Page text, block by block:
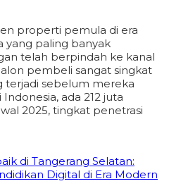
properti pemula di era
yang paling banyak
telah berpindah ke kanal
pembeli sangat singkat
terjadi sebelum mereka
ada 212 juta
2025, tingkat penetrasi